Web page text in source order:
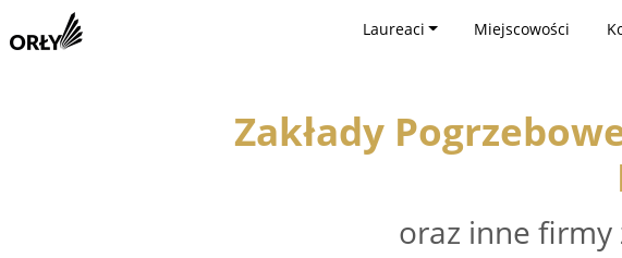
Laureaci Miejscowości
Zakłady
oraz inne firmy